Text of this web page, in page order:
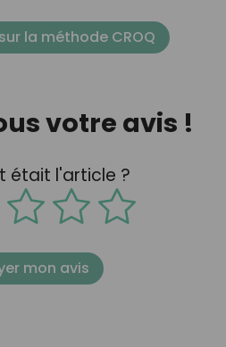
la méthode CROQ
votre avis !
était l'article ?
mon avis